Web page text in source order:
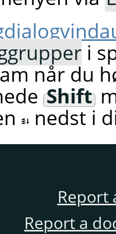
i
når du
Shift
nedst i
Report
Report a